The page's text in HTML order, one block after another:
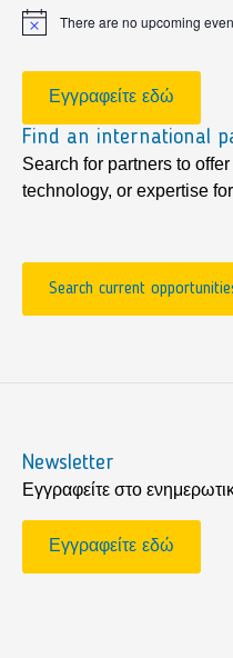
Notice There are no upcoming
Εγγραφείτε εδώ
Find an international
Search for partners to
technology, or expertise
Search current
Newsletter
Εγγραφείτε στο
Εγγραφείτε εδώ